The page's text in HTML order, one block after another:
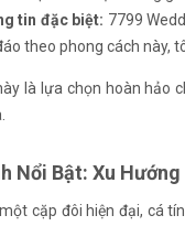
tin đặc biệt: 7799
theo phong cách này,
là lựa chọn hoàn hảo
Nổi Bật: Xu
cặp đôi hiện đại, cá